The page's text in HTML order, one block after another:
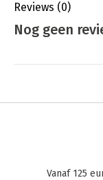
Reviews (0)
Nog geen
Vanaf 125